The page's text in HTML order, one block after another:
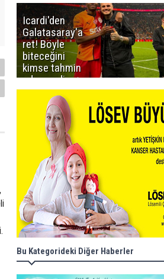
Icardi'den
Galatasaray'a
ret! Böyle
biteceğini
kimse tahmin
edemezdi
Bu Kategorideki Diğer Haberler